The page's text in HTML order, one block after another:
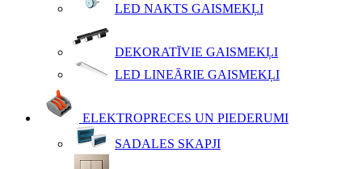
LED NAKTS GAISMEKĻI
DEKORATĪVIE GAISMEKĻI
LED LINEĀRIE GAISMEKĻI
ELEKTROPRECES UN PIEDERUMI
SADALES SKAPJI